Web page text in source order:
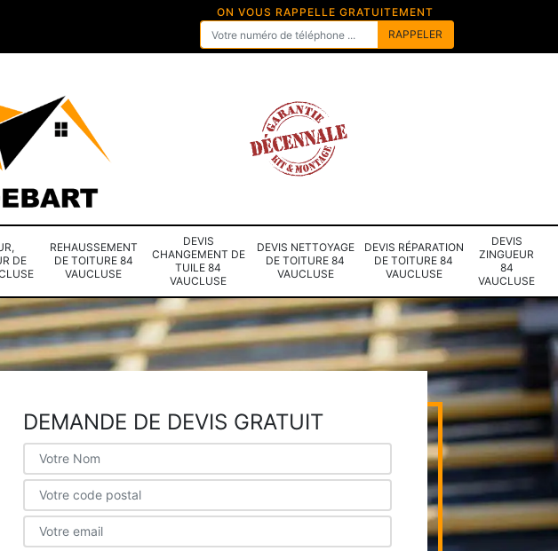
ON VOUS RAPPELLE GRATUITEMENT
DE
REHAUSSEMENT
DE TOITURE 84
VAUCLUSE
DEVIS
CHANGEMENT DE
TUILE 84
VAUCLUSE
DEVIS NETTOYAGE
DE TOITURE 84
VAUCLUSE
DEVIS RÉPARATION
DE TOITURE 84
VAUCLUSE
DEVIS
ZINGUEUR
84
VAUCLUSE
DEMANDE DE DEVIS GRATUIT